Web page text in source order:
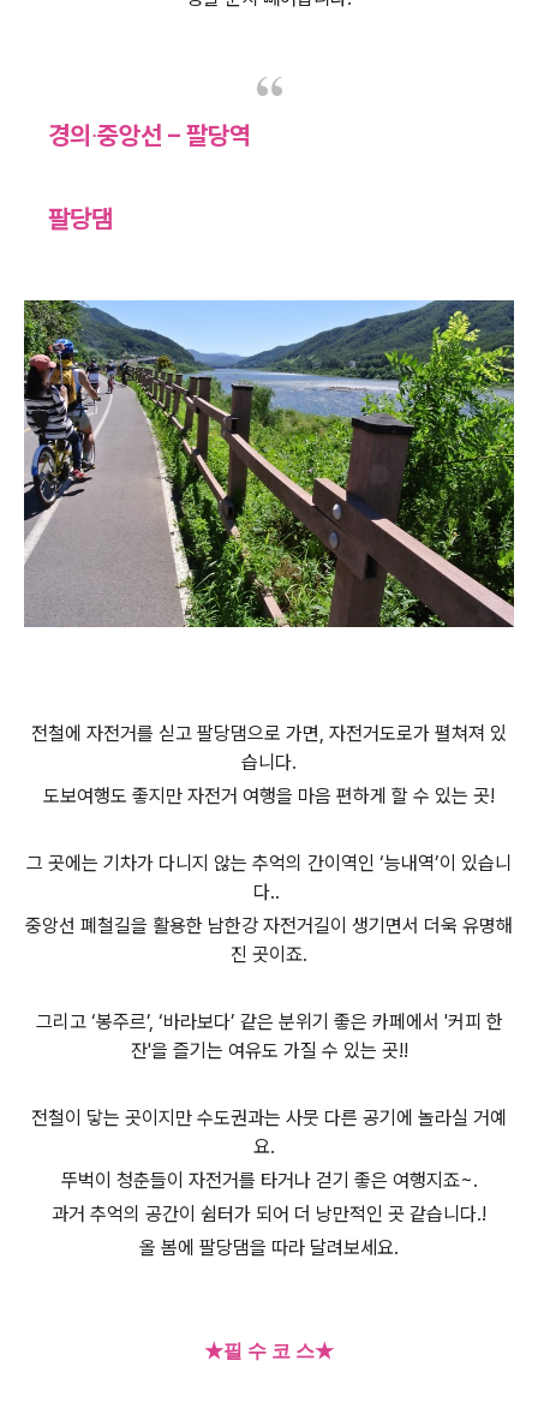
경의∙중앙선 – 팔당역
팔당댐
전철에 자전거를 싣고 팔당댐으로 가면, 자전거도로가 펼쳐져 있
습니다.
도보여행도 좋지만 자전거 여행을 마음 편하게 할 수 있는 곳!
그 곳에는 기차가 다니지 않는 추억의 간이역인 ‘능내역’이 있습니
다..
중앙선 폐철길을 활용한 남한강 자전거길이 생기면서 더욱 유명해
진 곳이죠.
그리고 ‘봉주르’, ‘바라보다’ 같은 분위기 좋은 카페에서 '커피 한
잔'을 즐기는 여유도 가질 수 있는 곳!!
전철이 닿는 곳이지만 수도권과는 사뭇 다른 공기에 놀라실 거예
요.
뚜벅이 청춘들이 자전거를 타거나 걷기 좋은 여행지죠~.
과거 추억의 공간이 쉼터가 되어 더 낭만적인 곳 같습니다.!
올 봄에 팔당댐을 따라 달려보세요.
★필 수 코 스★